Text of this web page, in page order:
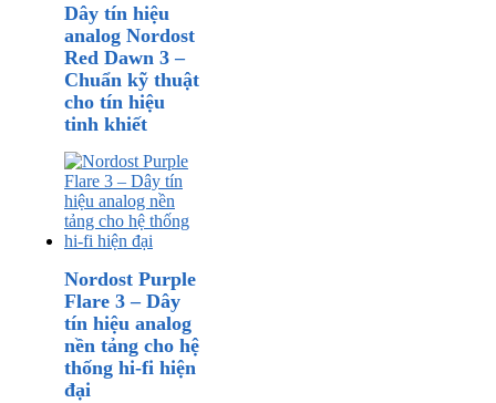
Dây tín hiệu
analog Nordost
Red Dawn 3 –
Chuẩn kỹ thuật
cho tín hiệu
tinh khiết
Nordost Purple
Flare 3 – Dây
tín hiệu analog
nền tảng cho hệ
thống hi-fi hiện
đại